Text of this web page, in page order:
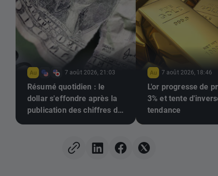
7 août 2026, 21:03
Résumé quotidien : le
dollar s'effondre après la
publication des chiffres de
7 août 2026, 18:46
L'or progresse de
3% et tente
tendance